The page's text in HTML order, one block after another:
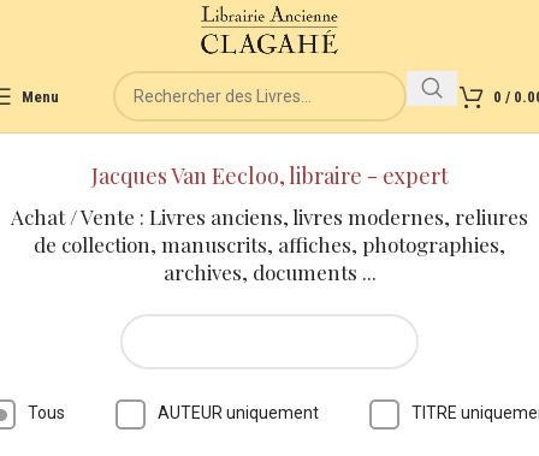
Menu 0 /
Jacques Van Eecloo, libraire - expert
Achat / Vente : Livres anciens, livres modernes, reliures
de collection, manuscrits, affiches, photographies,
archives, documents ...
Tous AUTEUR uniquement TITRE